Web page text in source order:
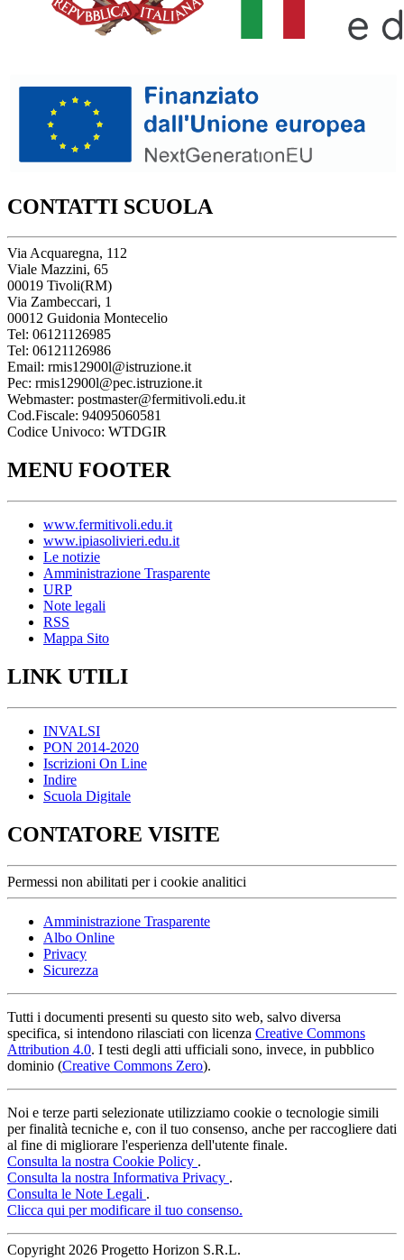
CONTATTI SCUOLA
Via Acquaregna, 112
Viale Mazzini, 65
00019 Tivoli(RM)
Via Zambeccari, 1
00012 Guidonia Montecelio
Tel: 06121126985
Tel: 06121126986
Email: rmis12900l@istruzione.it
Pec: rmis12900l@pec.istruzione.it
Webmaster: postmaster@fermitivoli.edu.it
Cod.Fiscale: 94095060581
Codice Univoco: WTDGIR
MENU FOOTER
www.fermitivoli.edu.it
www.ipiasolivieri.edu.it
Le notizie
Amministrazione Trasparente
URP
Note legali
RSS
Mappa Sito
LINK UTILI
INVALSI
PON 2014-2020
Iscrizioni On Line
Indire
Scuola Digitale
CONTATORE VISITE
Permessi non abilitati per i cookie analitici
Amministrazione Trasparente
Albo Online
Privacy
Sicurezza
Tutti i documenti presenti su questo sito web, salvo diversa
specifica, si intendono rilasciati con licenza Creative Commons
Attribution 4.0. I testi degli atti ufficiali sono, invece, in pubblico
dominio (Creative Commons Zero).
Noi e terze parti selezionate utilizziamo cookie o tecnologie simili
per finalità tecniche e, con il tuo consenso, anche per raccogliere dati
al fine di migliorare l'esperienza dell'utente finale.
Consulta la nostra Cookie Policy .
Consulta la nostra Informativa Privacy .
Consulta le Note Legali .
Clicca qui per modificare il tuo consenso.
Copyright 2026 Progetto Horizon S.R.L.